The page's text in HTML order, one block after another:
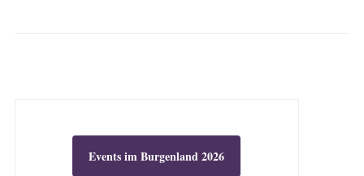
Events im Burgenland 2026